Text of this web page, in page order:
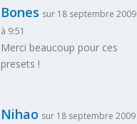
Bones sur 18 septembre 2009
à 9:51
Merci beaucoup pour ces
presets !
Nihao sur 18 septembre 2009